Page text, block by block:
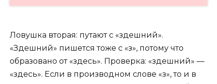
Ловушка вторая: путают с «здешний».
«Здешний» пишется тоже с «з», потому что
образовано от «здесь». Проверка: «здешний» —
«здесь». Если в производном слове «з», то и в